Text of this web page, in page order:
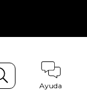
Ayuda